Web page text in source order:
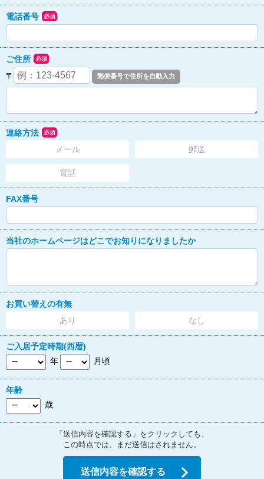
電話番号 必須
ご住所 必須
〒
連絡方法 必須
メール 郵送
電話
FAX番号
当社のホームページはどこでお知りになりましたか
お買い替えの有無
あり
なし
ご入居予定時期(西暦)
年
月頃
年齢
歳
「送信内容を確認する」をクリックしても、
この時点では、まだ送信はされません。
送信内容を確認する